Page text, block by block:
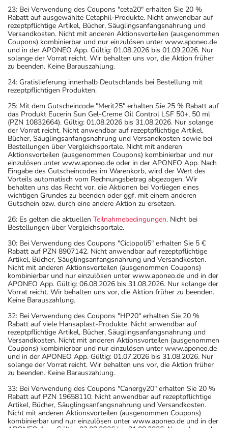
23: Bei Verwendung des Coupons "ceta20" erhalten Sie 20 %
Rabatt auf ausgewählte Cetaphil-Produkte. Nicht anwendbar auf
rezeptpflichtige Artikel, Bücher, Säuglingsanfangsnahrung und
Versandkosten. Nicht mit anderen Aktionsvorteilen (ausgenommen
Coupons) kombinierbar und nur einzulösen unter www.aponeo.de
und in der APONEO App. Gültig: 01.08.2026 bis 01.09.2026. Nur
solange der Vorrat reicht. Wir behalten uns vor, die Aktion früher
zu beenden. Keine Barauszahlung.
24: Gratislieferung innerhalb Deutschlands bei Bestellung mit
rezeptpflichtigen Produkten.
25: Mit dem Gutscheincode "Merit25" erhalten Sie 25 % Rabatt auf
das Produkt Eucerin Sun Gel-Creme Oil Control LSF 50+, 50 ml
(PZN 10832664). Gültig: 01.08.2026 bis 31.08.2026. Nur solange
der Vorrat reicht. Nicht anwendbar auf rezeptpflichtige Artikel,
Bücher, Säuglingsanfangsnahrung und Versandkosten sowie bei
Bestellungen über Vergleichsportale. Nicht mit anderen
Aktionsvorteilen (ausgenommen Coupons) kombinierbar und nur
einzulösen unter www.aponeo.de oder in der APONEO App. Nach
Eingabe des Gutscheincodes im Warenkorb, wird der Wert des
Vorteils automatisch vom Rechnungsbetrag abgezogen. Wir
behalten uns das Recht vor, die Aktionen bei Vorliegen eines
wichtigen Grundes zu beenden oder ggf. mit einem anderen
Gutschein bzw. durch eine andere Aktion zu ersetzen.
26: Es gelten die aktuellen Teilnahmebedingungen. Nicht bei
Bestellungen über Vergleichsportale.
30: Bei Verwendung des Coupons "Ciclopoli5" erhalten Sie 5 €
Rabatt auf PZN 8907142. Nicht anwendbar auf rezeptpflichtige
Artikel, Bücher, Säuglingsanfangsnahrung und Versandkosten.
Nicht mit anderen Aktionsvorteilen (ausgenommen Coupons)
kombinierbar und nur einzulösen unter www.aponeo.de und in der
APONEO App. Gültig: 06.08.2026 bis 31.08.2026. Nur solange der
Vorrat reicht. Wir behalten uns vor, die Aktion früher zu beenden.
Keine Barauszahlung.
32: Bei Verwendung des Coupons "HP20" erhalten Sie 20 %
Rabatt auf viele Hansaplast-Produkte. Nicht anwendbar auf
rezeptpflichtige Artikel, Bücher, Säuglingsanfangsnahrung und
Versandkosten. Nicht mit anderen Aktionsvorteilen (ausgenommen
Coupons) kombinierbar und nur einzulösen unter www.aponeo.de
und in der APONEO App. Gültig: 01.07.2026 bis 31.08.2026. Nur
solange der Vorrat reicht. Wir behalten uns vor, die Aktion früher
zu beenden. Keine Barauszahlung.
33: Bei Verwendung des Coupons "Canergy20" erhalten Sie 20 %
Rabatt auf PZN 19658110. Nicht anwendbar auf rezeptpflichtige
Artikel, Bücher, Säuglingsanfangsnahrung und Versandkosten.
Nicht mit anderen Aktionsvorteilen (ausgenommen Coupons)
kombinierbar und nur einzulösen unter www.aponeo.de und in der